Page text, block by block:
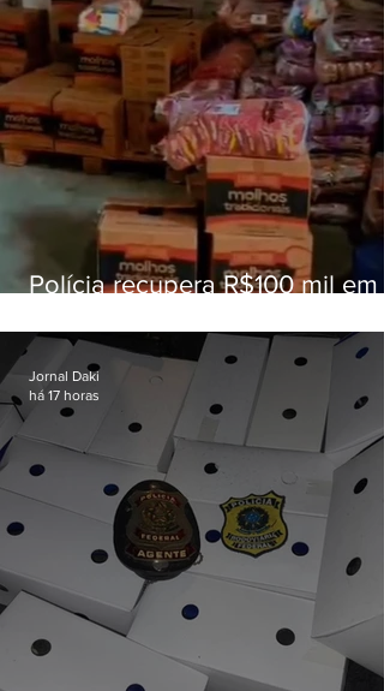
Polícia recupera R$100 mil em
Fluminense
Jornal Daki
há 17 horas